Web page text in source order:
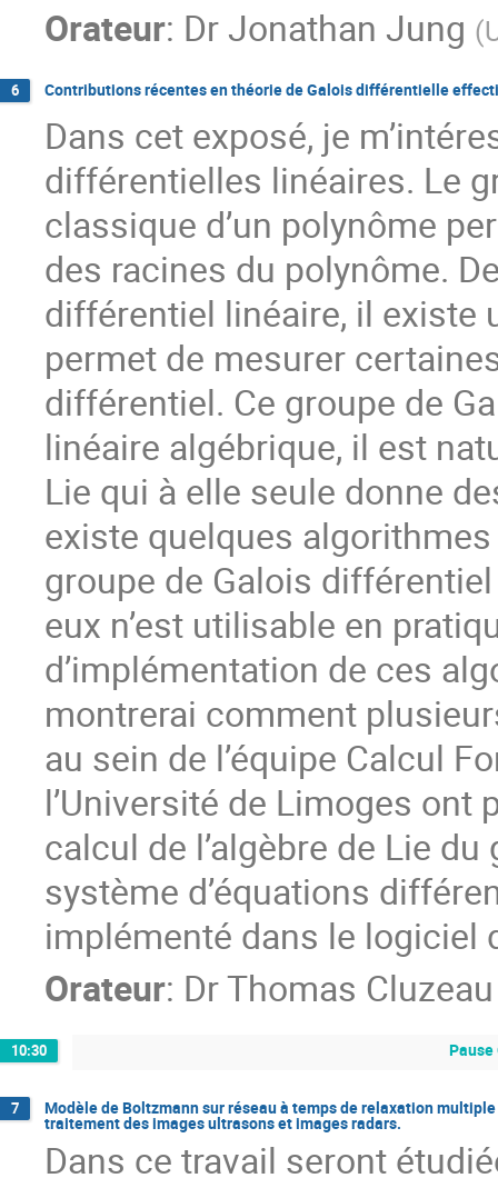
Orateur: Dr Jonathan Jung (
6 Contributions récentes en théorie de Galois différentielle
Dans cet exposé, je
différentielles linéaires. Le
classique d’un polynôme
des racines du polynôme.
différentiel linéaire, il existe
permet de mesurer
différentiel. Ce groupe de
linéaire algébrique, il est
Lie qui à elle seule donne
existe quelques
groupe de Galois différentiel
eux n’est utilisable en
d’implémentation de ces
montrerai comment
au sein de l’équipe Calcul
l’Université de Limoges ont
calcul de l’algèbre de Lie
système d’équations
implémenté dans le logiciel
Orateur: DrThomas Cluzeau
10:30 Pause
7 Modèle de Boltzmann sur réseau à temps de relaxation
traitement des images ultrasons et images radars.
Dans ce travail seront